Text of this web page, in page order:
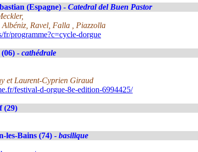
(Espagne) - Catedral del Buen Pastor
Albéniz, Ravel, Falla , Piazzolla
programme?c=cycle-dorgue
(06) - cathédrale
et Laurent-Cyprien Giraud
festival-d-orgue-8e-edition-6994425/
(29)
les-Bains (74) - basilique